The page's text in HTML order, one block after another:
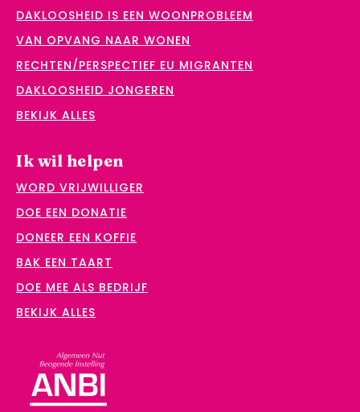
DAKLOOSHEID IS EEN WOONPROBLEEM
VAN OPVANG NAAR WONEN
RECHTEN/PERSPECTIEF EU MIGRANTEN
DAKLOOSHEID JONGEREN
BEKIJK ALLES
Ik wil helpen
WORD VRIJWILLIGER
DOE EEN DONATIE
DONEER EEN KOFFIE
BAK EEN TAART
DOE MEE ALS BEDRIJF
BEKIJK ALLES